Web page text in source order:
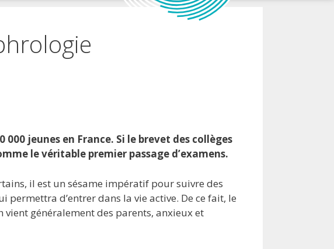
jeunes en France. Si le brevet des collèges
le véritable premier passage d’examens.
il est un sésame impératif pour suivre des
permettra d’entrer dans la vie active. De ce fait, le
généralement des parents, anxieux et